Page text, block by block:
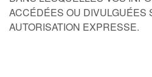
ACCÉDÉES OU DIVULGUÉES
AUTORISATION EXPRESSE.